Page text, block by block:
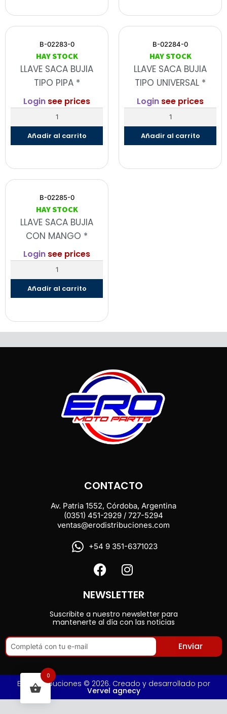
B-02283-0
HAY STOCK
LLAVE SACA BUJIA
TIPO PIPA *
Login see prices
Añadir al carrito
B-02284-0
HAY STOCK
LLAVE SACA BUJIA
TIPO UNIVERSAL *
Login see prices
Añadir al carrito
B-02285-0
HAY STOCK
LLAVE SACA BUJIA
CON MANGO *
Login see prices
Añadir al carrito
CONTACTO
Av. Patria 1552, Córdoba, Argentina
(0351) 451-2929 / 727-5294
ventas@erodistribuciones.com
+54 9 351-6371023
NEWSLETTER
Suscribite a nuestro newsletter para
mantenerte al día con las noticias
Enviar
Ero Distribuciones © 2026. Creado y desarrollado por
Vervel agnecy
0